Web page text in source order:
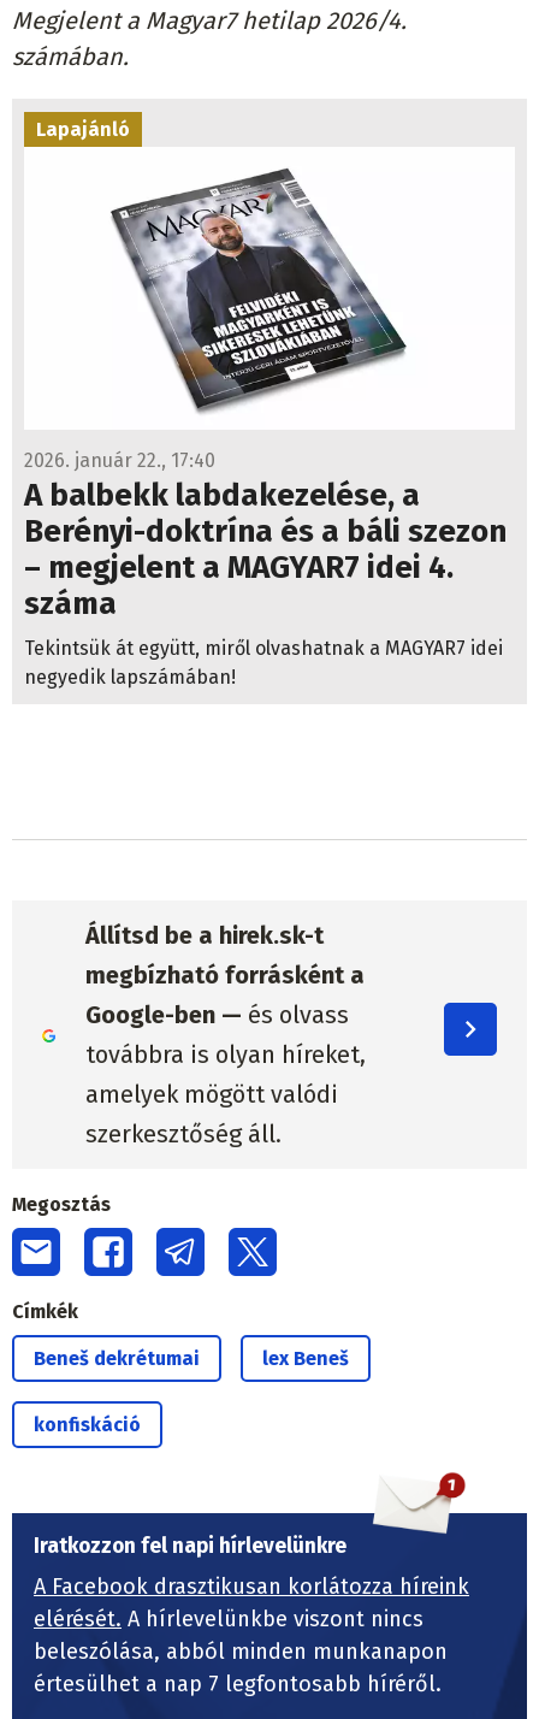
Megjelent a Magyar7 hetilap 2026/4.
számában.
Lapajánló
2026. január 22., 17:40
A balbekk labdakezelése, a
Berényi-doktrína és a báli szezon
– megjelent a MAGYAR7 idei 4.
száma
Tekintsük át együtt, miről olvashatnak a MAGYAR7 idei
negyedik lapszámában!
Állítsd be a hirek.sk-t
megbízható forrásként a
Google-ben — és olvass
továbbra is olyan híreket,
amelyek mögött valódi
szerkesztőség áll.
Megosztás
Címkék
Beneš dekrétumai lex Beneš
konfiskáció
Iratkozzon fel napi hírlevelünkre
A Facebook drasztikusan korlátozza híreink
elérését. A hírlevelünkbe viszont nincs
beleszólása, abból minden munkanapon
értesülhet a nap 7 legfontosabb híréről.